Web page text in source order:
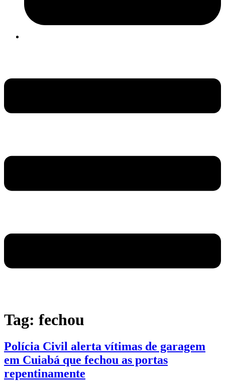
Tag: fechou
Polícia Civil alerta vítimas de garagem
em Cuiabá que fechou as portas
repentinamente